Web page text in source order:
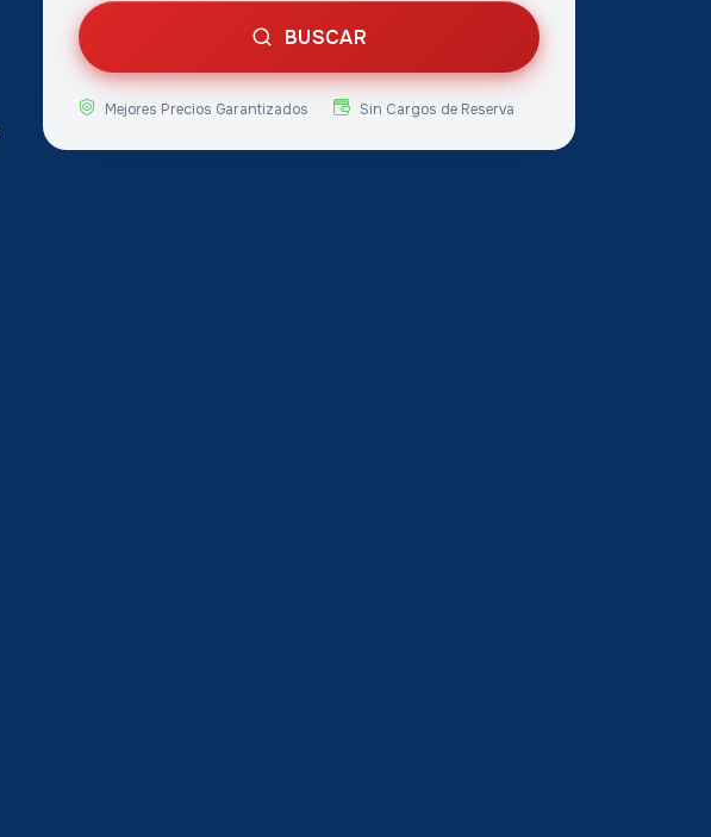
BUSCAR
Mejores Precios Garantizados Sin Cargos de Reserva